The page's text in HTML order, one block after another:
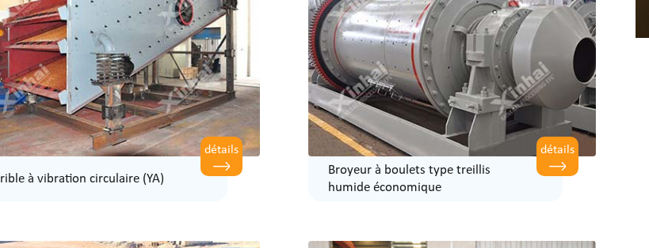
à vibration circulaire (YA)
détails
Broyeur à boulets type treillis
humide économique
détails